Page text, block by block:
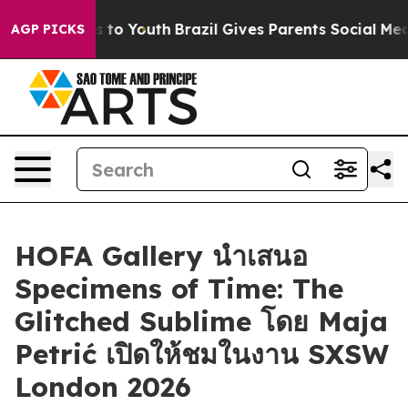
AGP PICKS
Harms to Youth Brazil Gives Parents Social
HOFA Gallery นำเสนอ
Specimens of Time: The
Glitched Sublime โดย Maja
Petrić เปิดให้ชมในงาน SXSW
London 2026